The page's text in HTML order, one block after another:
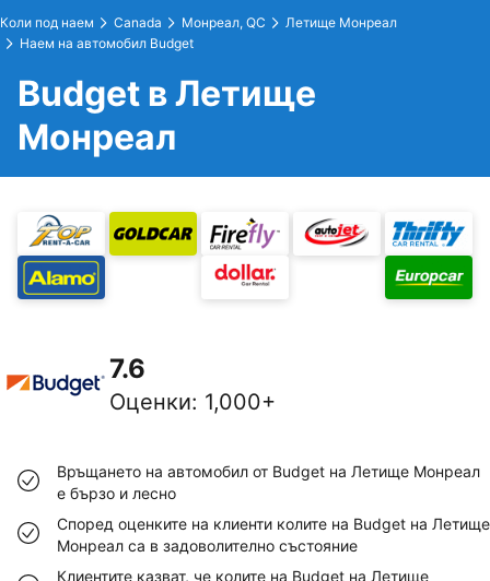
Коли под наем Canada Монреал, QC
Летище Монреал
Наем на автомобил Budget
Budget в Летище
Монреал
7.6
Оценки: 1,000+
Връщането на автомобил от Budget на Летище Монреал
е бързо и лесно
Според оценките на клиенти колите на Budget на Летище
Монреал са в задоволително състояние
Клиентите казват, че колите на Budget на Летище